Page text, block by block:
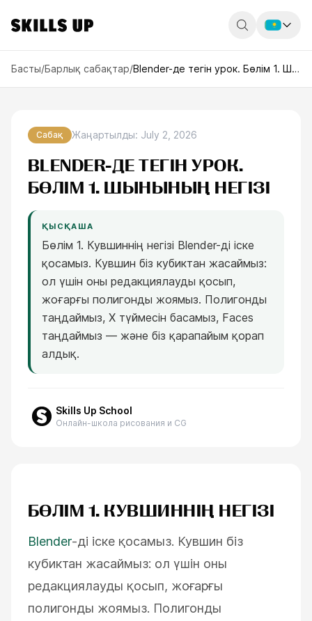
Беларусь
ESC
Басты/Барлық сабақтар/ Blender-де тегін урок. Бөлім 1. Шынының негізі
Сабақ Жаңартылды: July 2, 2026
BLENDER-ДЕ ТЕГІН УРОК.
БӨЛІМ 1. ШЫНЫНЫҢ НЕГІЗІ
ҚЫСҚАША
Бөлім 1. Кувшиннің негізі Blender-ді іске
қосамыз. Кувшин біз кубиктан жасаймыз:
ол үшін оны редакциялауды қосып,
жоғарғы полигонды жоямыз. Полигонды
таңдаймыз, X түймесін басамыз, Faces
таңдаймыз — және біз қарапайым қорап
алдық.
Skills Up School
Онлайн-школа рисования и CG
БӨЛІМ 1. КУВШИННІҢ НЕГІЗІ
Blender-ді іске қосамыз. Кувшин біз
кубиктан жасаймыз: ол үшін оны
редакциялауды қосып, жоғарғы
полигонды жоямыз. Полигонды